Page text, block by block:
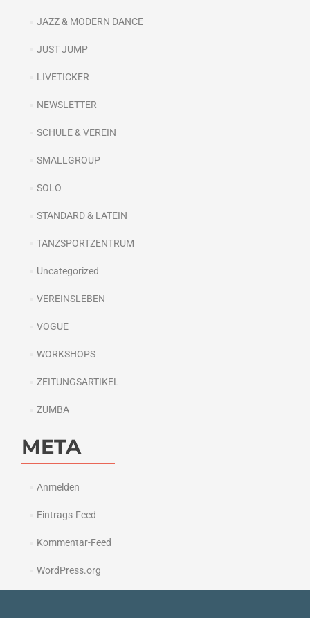
JAZZ & MODERN DANCE
JUST JUMP
LIVETICKER
NEWSLETTER
SCHULE & VEREIN
SMALLGROUP
SOLO
STANDARD & LATEIN
TANZSPORTZENTRUM
Uncategorized
VEREINSLEBEN
VOGUE
WORKSHOPS
ZEITUNGSARTIKEL
ZUMBA
META
Anmelden
Eintrags-Feed
Kommentar-Feed
WordPress.org